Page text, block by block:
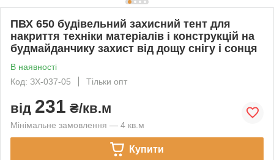
ПВХ 650 будівельний захисний тент для
накриття техніки матеріалів і конструкцій на
будмайданчику захист від дощу снігу і сонця
В наявності
Код: ЗХ-037-05
Тільки опт
від 231 ₴/кв.м
Мінімальне замовлення — 4 кв.м
Купити